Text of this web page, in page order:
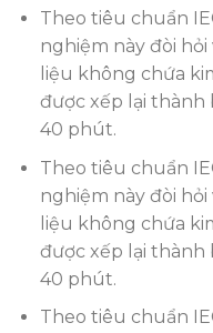
Theo tiêu chuẩn
nghiệm này đòi
liệu không chứa
được xếp lại thành
40 phút.
Theo tiêu chuẩn
nghiệm này đòi
liệu không chứa
được xếp lại thành
40 phút.
Theo tiêu chuẩn